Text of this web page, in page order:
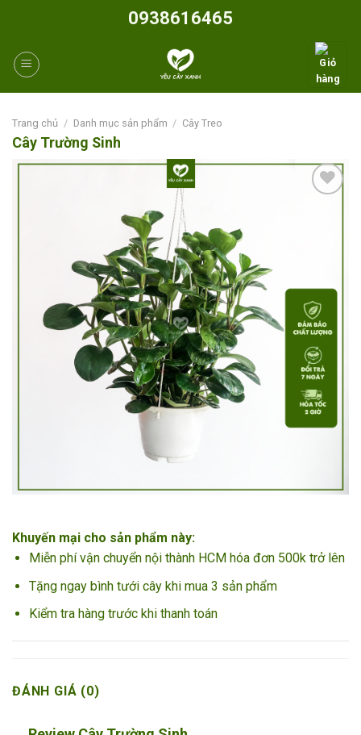
content
0938616465
Trang chủ / Danh mục sản phẩm / Cây Treo
Cây Trường Sinh
Khuyến mại cho sản phẩm này:
Miễn phí vận chuyển nội thành HCM hóa đơn 500k trở lên
Tặng ngay bình tưới cây khi mua 3 sản phẩm
Kiểm tra hàng trước khi thanh toán
ĐÁNH GIÁ (0)